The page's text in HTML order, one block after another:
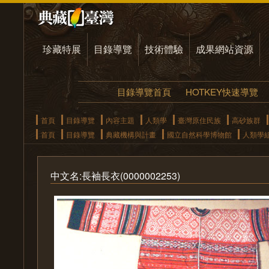
珍藏特展 目錄導覽 技術體驗 成果網站資源
目錄導覽首頁 HOTKEY快速導覽
首頁 目錄導覽 內容主題 人類學 臺灣原住民族
高砂族群
首頁
目錄導覽 典藏機構與計畫 國立自然科學博物館 人類學
中文名:長袖長衣(0000002253)